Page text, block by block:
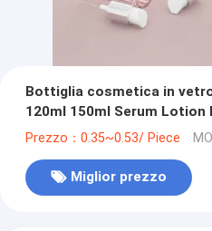
Bottiglia cosmetica in
120ml 150ml Serum Lotion
Prezzo：0.35~0.53/ Piece
Miglior prezzo